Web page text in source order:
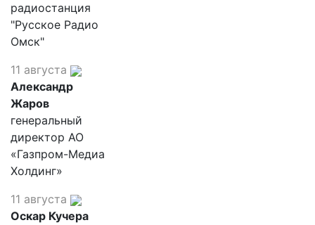
радиостанция
"Русское Радио
Омск"
11 августа
Александр
Жаров
генеральный
директор АО
«Газпром-Медиа
Холдинг»
11 августа
Оскар Кучера